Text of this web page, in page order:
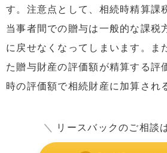
す。注意点として、相続時精算課
当事者間での贈与は一般的な課税
に戻せなくなってしまいます。ま
た贈与財産の評価額が精算する評
時の評価額で相続財産に加算され
＼ リースバックのご相談